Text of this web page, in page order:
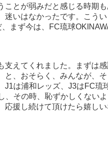
とが弱みだと感じる時期
いはなかったです。こう
まず今は、FC琉球
えてくれました。まずは
、おそらく、みんなが、
は浦和レッズ、J3はFC
その時、恥ずかしくない
援し続けて頂けたら嬉しい